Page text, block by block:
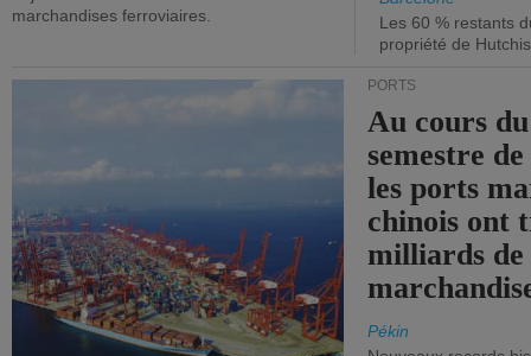
marchandises ferroviaires.
Les 60 % restants
propriété de
PORTS
Au cours
semestre
les ports
chinois ont
milliards de
Pékin